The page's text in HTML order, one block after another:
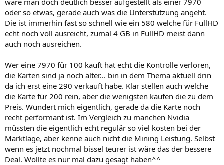
oder so etwas, gerade auch was die Unterstützung angeht.
Die ist immerhin fast so schnell wie ein 580 welche für FullHD
echt noch voll ausreicht, zumal 4 GB in FullHD meist dann
auch noch ausreichen.
Wer eine 7970 für 100 kauft hat echt die Kontrolle verloren,
die Karten sind ja noch älter... bin in dem Thema aktuell drin
da ich erst eine 290 verkauft habe. Klar stellen auch welche
die Karte für 200 rein, aber die wenigsten kaufen die zu dem
Preis. Wundert mich eigentlich, gerade da die Karte noch
recht performant ist. Im Vergleich zu manchen Nvidia
müssten die eigentlich echt regulär so viel kosten bei der
Marktlage, aber kenne auch nicht die Mining Leistung. Selbst
wenn es jetzt nochmal bissel teurer ist wäre das der bessere
Deal. Wollte es nur mal dazu gesagt haben^^